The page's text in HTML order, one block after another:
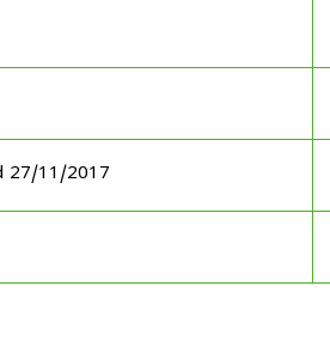
27/11/2017